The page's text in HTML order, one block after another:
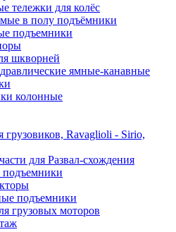
тележки для колёс
в полу подъёмники
подъемники
шкворней
ямные-канавные
колонные
Ravaglioli - Sirio,
для Развал-схождения
подъемники
грузовых моторов